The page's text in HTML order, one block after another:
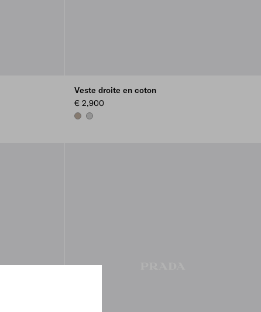
Veste droite en coton
€ 2,900
CLAY GREY
STEEL GRAY